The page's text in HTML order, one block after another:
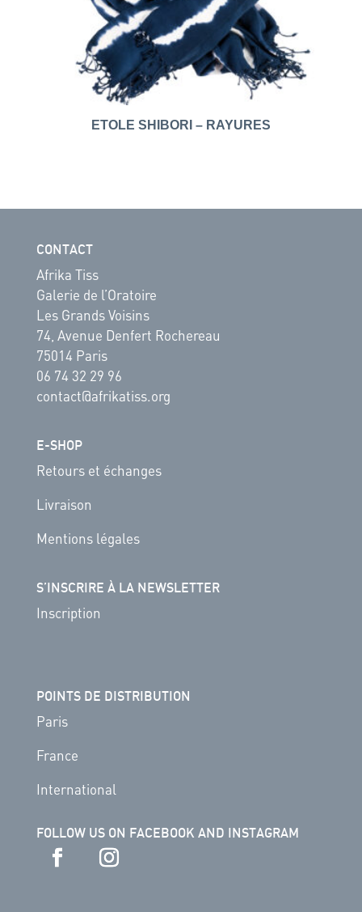
ETOLE SHIBORI – RAYURES
CONTACT
Afrika Tiss
Galerie de l’Oratoire
Les Grands Voisins
74, Avenue Denfert Rochereau
75014 Paris
06 74 32 29 96
contact@afrikatiss.org
E-SHOP
Retours et échanges
Livraison
Mentions légales
S’INSCRIRE À LA NEWSLETTER
Inscription
POINTS DE DISTRIBUTION
Paris
France
International
FOLLOW US ON FACEBOOK AND INSTAGRAM